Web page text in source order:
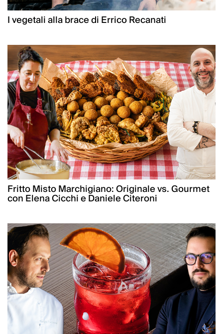
I vegetali alla brace di Errico Recanati
Fritto Misto Marchigiano: Originale vs. Gourmet
con Elena Cicchi e Daniele Citeroni